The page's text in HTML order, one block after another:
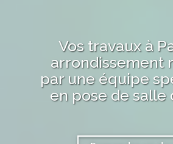
Vos travaux à
arrondissement
par une équipe
en pose de salle